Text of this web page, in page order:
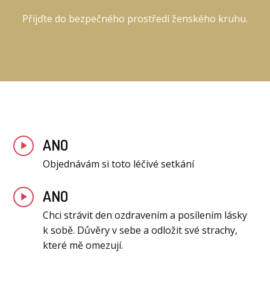
Přijďte do bezpečného prostředí ženského kruhu.
ANO
Objednávám si toto léčivé setkání
ANO
Chci strávit den ozdravením a posílením lásky
k sobě. Důvěry v sebe a odložit své strachy,
které mě omezují.